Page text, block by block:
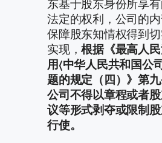
东基于股东身份所享有
法定的权利，公司的
保障股东知情权得到
实现，根据《最高人
用〈中华人民共和国公
题的规定（四）》第九
公司不得以章程或者
议等形式剥夺或限制
行使。